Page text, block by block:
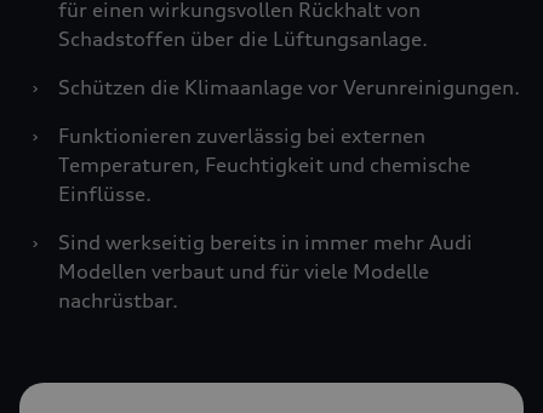
für einen wirkungsvollen Rückhalt von
Schadstoffen über die Lüftungsanlage.
›
Schützen die Klimaanlage vor Verunreinigungen.
›
Funktionieren zuverlässig bei externen
Temperaturen, Feuchtigkeit und chemische
Einflüsse.
›
Sind werkseitig bereits in immer mehr Audi
Modellen verbaut und für viele Modelle
nachrüstbar.